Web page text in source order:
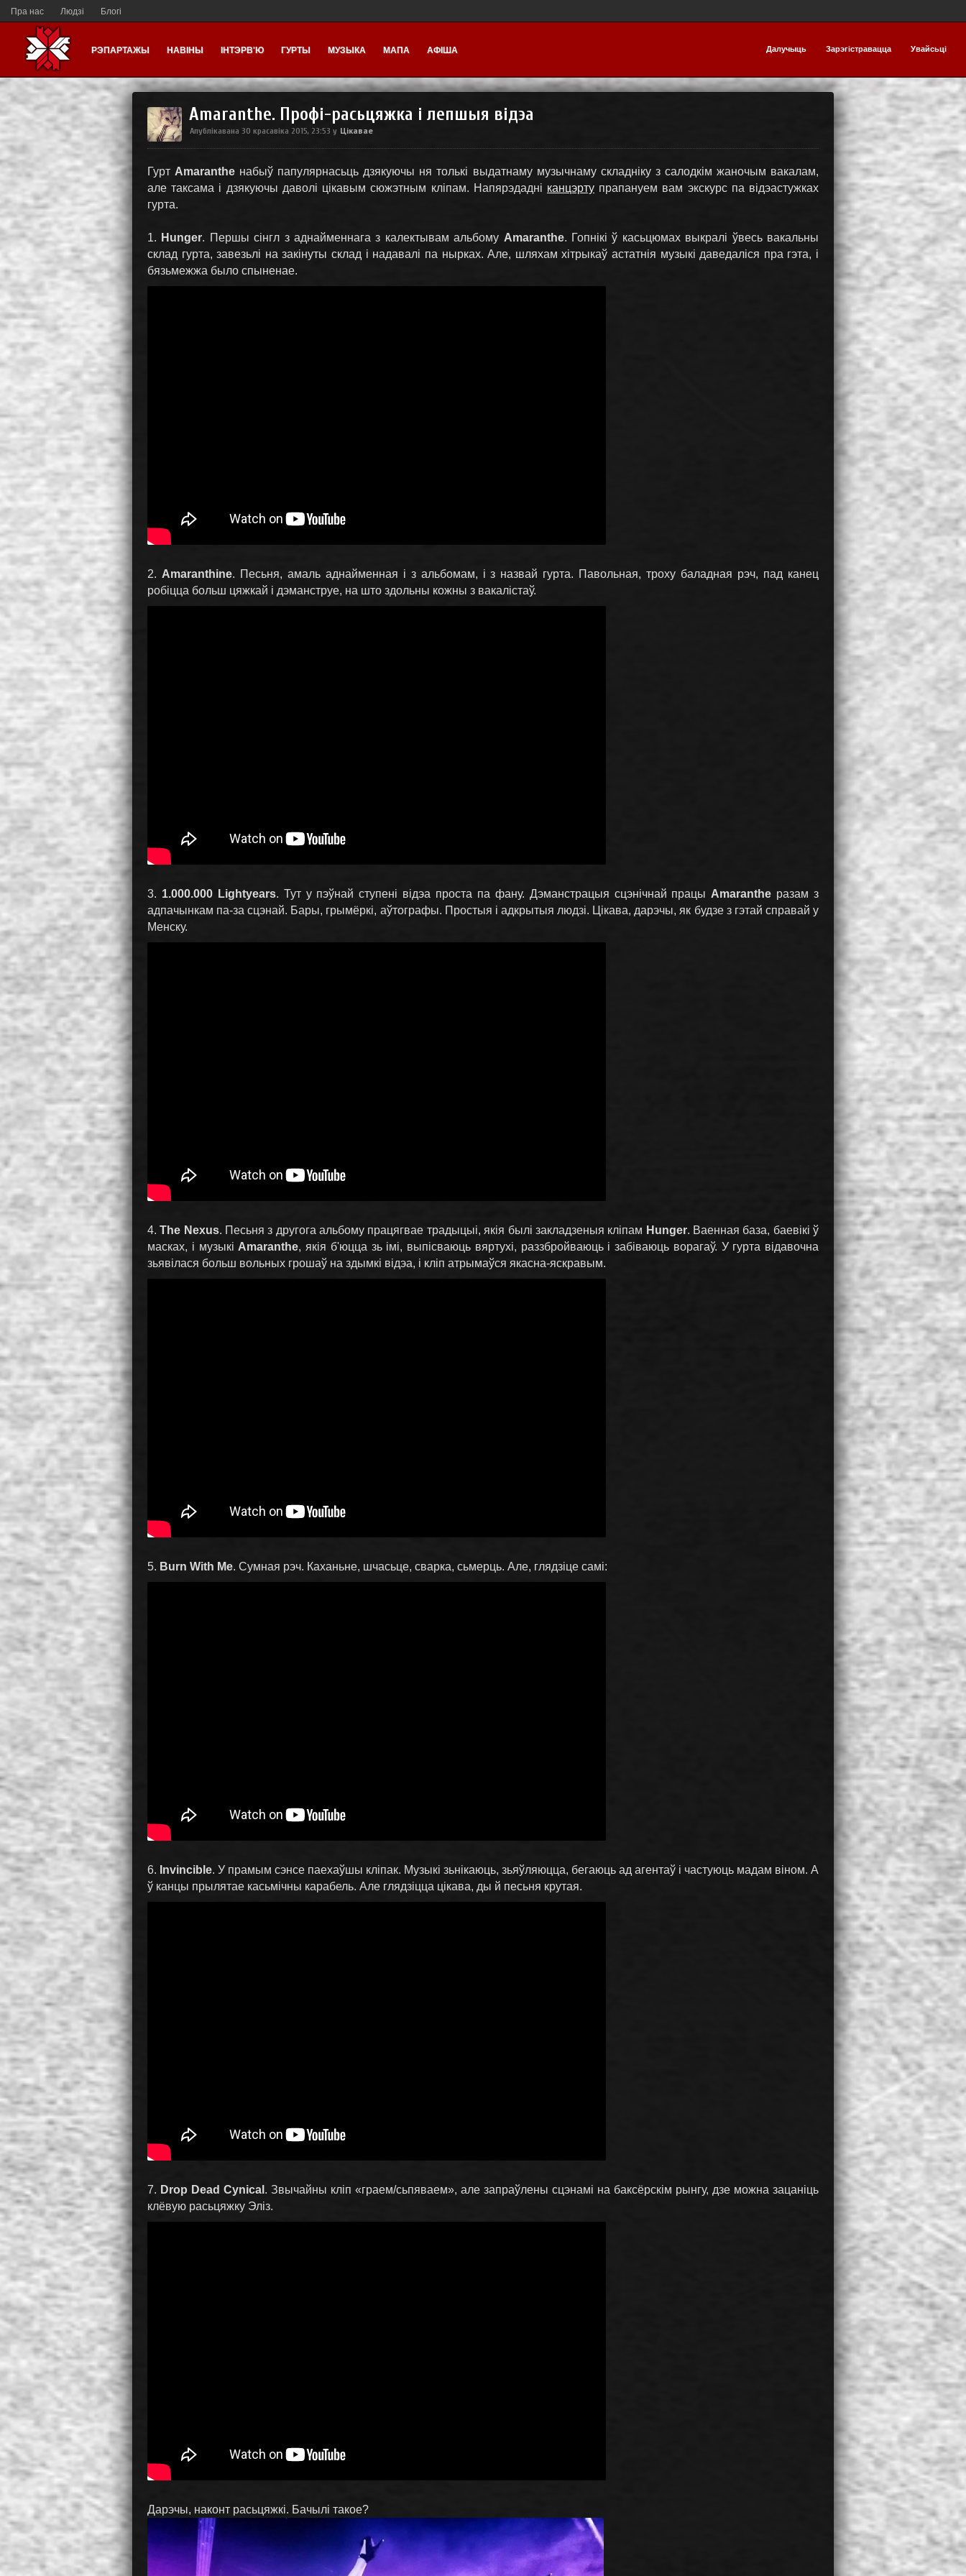
Пра нас Людзі Блогі
Далучыць Зарэгістравацца Увайсьці
РЭПАРТАЖЫ НАВІНЫ ІНТЭРВ'Ю ГУРТЫ МУЗЫКА МАПА АФІША
Amaranthe. Профі-расьцяжка і лепшыя відэа
Апублікавана 30 красавіка 2015, 23:53 у Цікавае
Гурт Amaranthe набыў папулярнасьць дзякуючы ня толькі выдатнаму музычнаму складніку з салодкім жаночым вакалам,
але таксама і дзякуючы даволі цікавым сюжэтным кліпам. Напярэдадні канцэртупрапануем вам экскурс па відэастужках
гурта.
1. Hunger. Першы сінгл з аднайменнага з калектывам альбому Amaranthe. Гопнікі ў касьцюмах выкралі ўвесь вакальны
склад гурта, завезьлі на закінуты склад і надавалі па нырках. Але, шляхам хітрыкаў астатнія музыкі даведаліся пра гэта, і
бязьмежжа было спыненае.
2. Amaranthine. Песьня, амаль аднайменная і з альбомам, і з назвай гурта. Павольная, троху баладная рэч, пад канец
робіцца больш цяжкай і дэманструе, на што здольны кожны з вакалістаў.
3. 1.000.000 Lightyears. Тут у пэўнай ступені відэа проста па фану. Дэманстрацыя сцэнічнай працы Amaranthe разам з
адпачынкам па-за сцэнай. Бары, грымёркі, аўтографы. Простыя і адкрытыя людзі. Цікава, дарэчы, як будзе з гэтай справай у
Менску.
4.The Nexus. Песьня з другога альбому працягвае традыцыі, якія былі закладзеныя кліпам Hunger. Ваенная база, баевікі ў
масках, і музыкі Amaranthe, якія б'юцца зь імі, выпісваюць вяртухі, раззбройваюць і забіваюць ворагаў. У гурта відавочна
зьявілася больш вольных грошаў на здымкі відэа, і кліп атрымаўся якасна-яскравым.
5. Burn With Me. Сумная рэч. Каханьне, шчасьце, сварка, сьмерць. Але, глядзіце самі:
6. Invincible. У прамым сэнсе паехаўшы кліпак. Музыкі зьнікаюць, зьяўляюцца, бегаюць ад агентаў і частуюць мадам віном. А
ў канцы прылятае касьмічны карабель. Але глядзіцца цікава, ды й песьня крутая.
7. Drop Dead Cynical . Звычайны кліп «граем/сьпяваем», але запраўлены сцэнамі на баксёрскім рынгу, дзе можна зацаніць
клёвую расьцяжку Эліз.
Дарэчы, наконт расьцяжкі. Бачылі такое?